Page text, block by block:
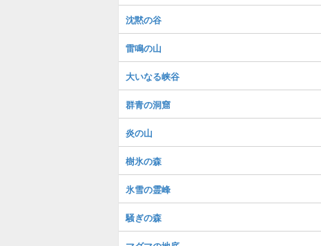
沈黙の谷
雷鳴の山
大いなる峡谷
群青の洞窟
炎の山
樹氷の森
氷雪の霊峰
騒ぎの森